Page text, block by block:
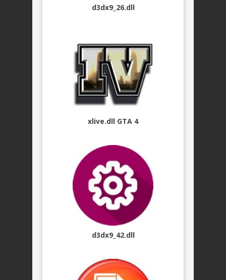
d3dx9_26.dll
xlive.dll GTA 4
d3dx9_42.dll